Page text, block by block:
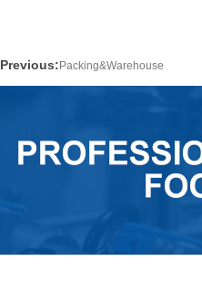
Previous: Packing&Warehouse